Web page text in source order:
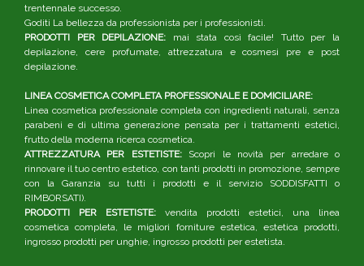
trentennale successo.
Goditi La bellezza da professionista per i professionisti.
PRODOTTI PER DEPILAZIONE: mai stata così facile! Tutto per la
depilazione, cere profumate, attrezzatura e cosmesi pre e post
depilazione.
LINEA COSMETICA COMPLETA PROFESSIONALE E DOMICILIARE:
Linea cosmetica professionale completa con ingredienti naturali, senza
parabeni e di ultima generazione pensata per i trattamenti estetici,
frutto della moderna ricerca cosmetica.
ATTREZZATURA PER ESTETISTE:Scopri le novità per arredare o
rinnovare il tuo centro estetico, con tanti prodotti in promozione, sempre
con la Garanzia su tutti i prodotti e il servizio SODDISFATTI o
RIMBORSATI).
PRODOTTI PER ESTETISTE: vendita prodotti estetici, una linea
cosmetica completa, le migliori forniture estetica, estetica prodotti,
ingrosso prodotti per unghie, ingrosso prodotti per estetista.